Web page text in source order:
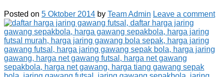
Posted on 5 Oktober 2014 by Team Admin Leave a comment